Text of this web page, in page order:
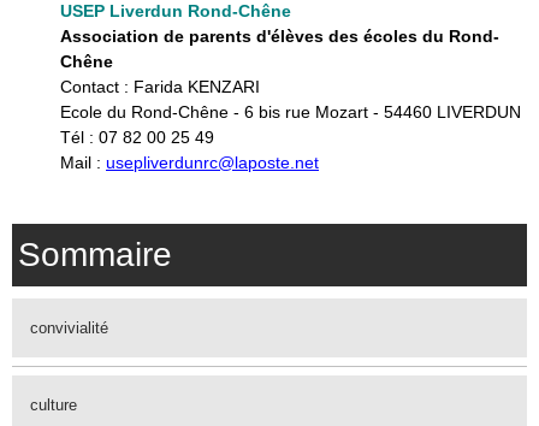
USEP Liverdun Rond-Chêne
Association de parents d'élèves des écoles du Rond-
Chêne
Contact : Farida KENZARI
Ecole du Rond-Chêne - 6 bis rue Mozart - 54460 LIVERDUN​
Tél : 07 82 00 25 49
Mail : usepliverdunrc@laposte.net
Sommaire
convivialité
culture